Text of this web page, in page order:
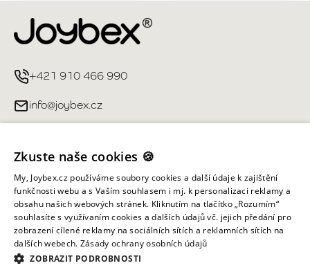
+421 910 466 990
info@joybex.cz
Můj účet
Informace obchodu
Všechna práva vyhrazena ©
Zkuste naše cookies 🍪
My, Joybex.cz používáme soubory cookies a další údaje k zajištění
funkčnosti webu a s Vaším souhlasem i mj. k personalizaci reklamy a
obsahu našich webových stránek. Kliknutím na tlačítko „Rozumím“
souhlasíte s využívaním cookies a dalších údajů vč. jejich předání pro
zobrazení cílené reklamy na sociálních sítích a reklamních sítích na
dalších webech. Zásady ochrany osobních údajů
ZOBRAZIT PODROBNOSTI